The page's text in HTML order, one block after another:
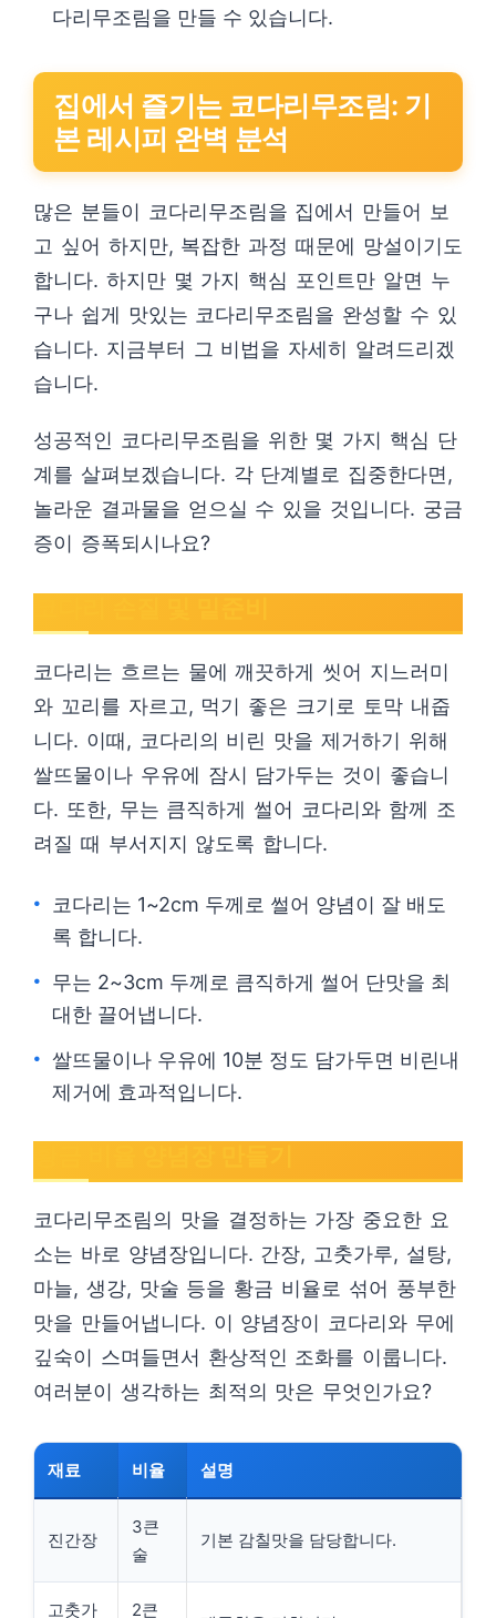
다리무조림을 만들 수 있습니다.
집에서 즐기는 코다리무조림: 기
본 레시피 완벽 분석
많은 분들이 코다리무조림을 집에서 만들어 보
고 싶어 하지만, 복잡한 과정 때문에 망설이기도
합니다. 하지만 몇 가지 핵심 포인트만 알면 누
구나 쉽게 맛있는 코다리무조림을 완성할 수 있
습니다. 지금부터 그 비법을 자세히 알려드리겠
습니다.
성공적인 코다리무조림을 위한 몇 가지 핵심 단
계를 살펴보겠습니다. 각 단계별로 집중한다면,
놀라운 결과물을 얻으실 수 있을 것입니다. 궁금
증이 증폭되시나요?
코다리는 흐르는 물에 깨끗하게 씻어 지느러미
와 꼬리를 자르고, 먹기 좋은 크기로 토막 내줍
니다. 이때, 코다리의 비린 맛을 제거하기 위해
쌀뜨물이나 우유에 잠시 담가두는 것이 좋습니
다. 또한, 무는 큼직하게 썰어 코다리와 함께 조
려질 때 부서지지 않도록 합니다.
코다리는 1~2cm 두께로 썰어 양념이 잘 배도
록 합니다.
무는 2~3cm 두께로 큼직하게 썰어 단맛을 최
대한 끌어냅니다.
쌀뜨물이나 우유에 10분 정도 담가두면 비린내
제거에 효과적입니다.
코다리무조림의 맛을 결정하는 가장 중요한 요
소는 바로 양념장입니다. 간장, 고춧가루, 설탕,
마늘, 생강, 맛술 등을 황금 비율로 섞어 풍부한
맛을 만들어냅니다. 이 양념장이 코다리와 무에
깊숙이 스며들면서 환상적인 조화를 이룹니다.
여러분이 생각하는 최적의 맛은 무엇인가요?
재료 비율 설명
진간장
3큰
술
기본 감칠맛을 담당합니다.
고춧가
2큰